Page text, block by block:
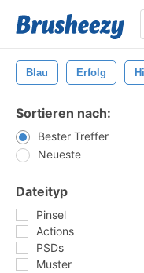
Blau Erfolg
Sortieren nach:
Bester Treffer
Neueste
Dateityp
Pinsel
Actions
PSDs
Muster